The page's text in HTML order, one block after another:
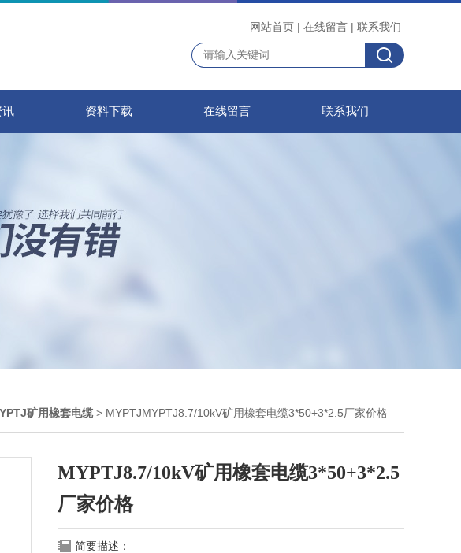
网站首页 | 在线留言 | 联系我们
讯 资料下载 在线留言 联系我们
矿用橡套电缆> MYPTJMYPTJ8.7/10kV矿用橡套电缆3*50+3*2.5厂家价格
MYPTJ8.7/10kV矿用橡套电缆3*50+3*2.5
厂家价格
简要描述：